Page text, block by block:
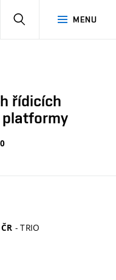
MENU
řídicích
- TRIO